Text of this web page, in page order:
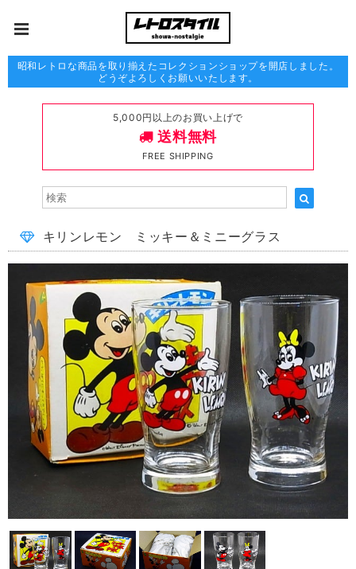
昭和レトロな商品を取り揃えたコレクションショップを開店しました。
どうぞよろしくお願いいたします。
5,000円以上のお買い上げで
送料無料
FREE SHIPPING
キリンレモン ミッキー＆ミニーグラス